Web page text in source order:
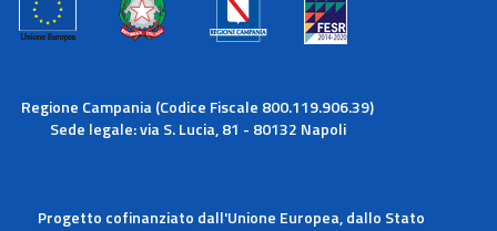
Regione Campania (Codice Fiscale 800.119.906.39)
Sede legale: via S. Lucia, 81 - 80132 Napoli
Progetto cofinanziato dall'Unione Europea, dallo Stato